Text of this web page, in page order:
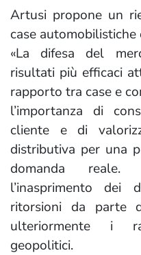
Artusi propone un
case automobilistiche
«La difesa del
risultati più efficaci
rapporto tra case e
l’importanza di
cliente e di
distributiva per una
domanda
l’inasprimento dei
ritorsioni da parte
ulteriormente i
geopolitici.